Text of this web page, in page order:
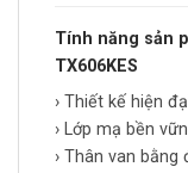
Tính năng sản
TX606KES
› Thiết kế hiện
› Lớp mạ bền
› Thân van bằng